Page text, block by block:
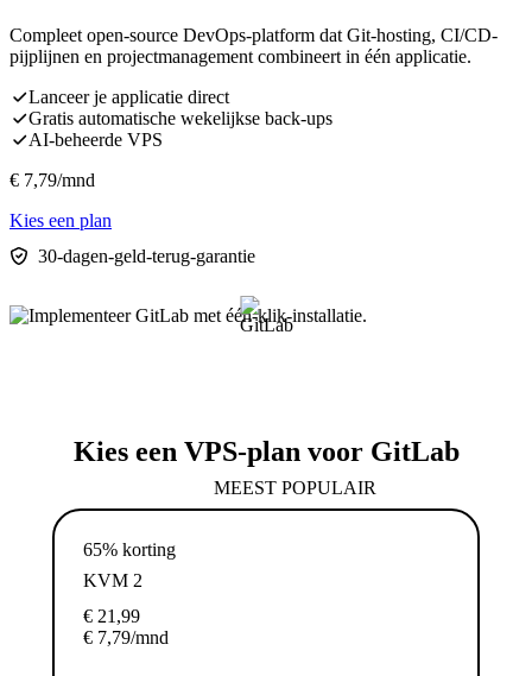
Compleet open-source DevOps-platform dat Git-hosting, CI/CD-
pijplijnen en projectmanagement combineert in één applicatie.
Lanceer je applicatie direct
Gratis automatische wekelijkse back-ups
AI-beheerde VPS
€ 7,79/mnd
Kies een plan
30-dagen-geld-terug-garantie
Kies een VPS-plan voor GitLab
MEEST POPULAIR
65% korting
KVM 2
€ 21,99
€ 7,79/mnd